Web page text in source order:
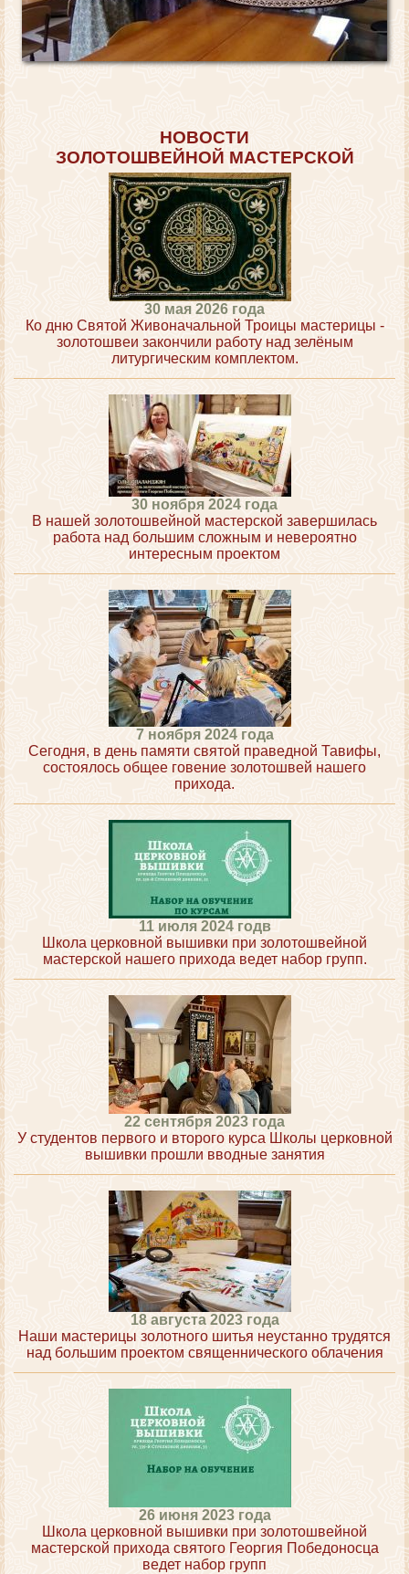
НОВОСТИ
ЗОЛОТОШВЕЙНОЙ МАСТЕРСКОЙ
30 мая 2026 года
Ко дню Святой Живоначальной Троицы мастерицы -
золотошвеи закончили работу над зелёным
литургическим комплектом.
30 ноября 2024 года
В нашей золотошвейной мастерской завершилась
работа над большим сложным и невероятно
интересным проектом
7 ноября 2024 года
Сегодня, в день памяти святой праведной Тавифы,
состоялось общее говение золотошвей нашего
прихода.
11 июля 2024 годв
Школа церковной вышивки при золотошвейной
мастерской нашего прихода ведет набор групп.
22 сентября 2023 года
У студентов первого и второго курса Школы церковной
вышивки прошли вводные занятия
18 августа 2023 года
Наши мастерицы золотного шитья неустанно трудятся
над большим проектом священнического облачения
26 июня 2023 года
Школа церковной вышивки при золотошвейной
мастерской прихода святого Георгия Победоносца
ведет набор групп